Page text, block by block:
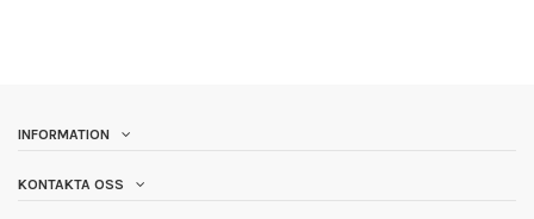
INFORMATION
KONTAKTA OSS